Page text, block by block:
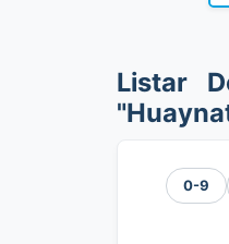
Listar
0-9